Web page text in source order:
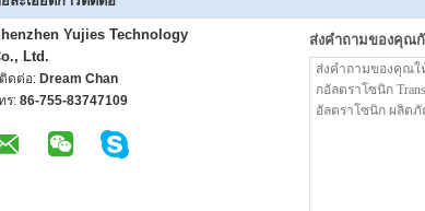
Yujies Technology
Ltd.
ดต่อ: Dream Chan
ร: 86-755-83747109
ส่งคำถามของคุณกั